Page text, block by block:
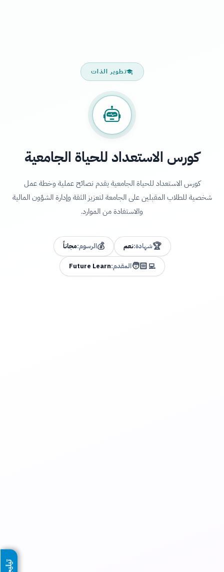
تطوير الذات
كورس الاستعداد للحياة الجامعية
كورس الاستعداد للحياة الجامعية يقدم نصائح عملية وخطة عمل
شخصية للطلاب المقبلين على الجامعة لتعزيز الثقة وإدارة الشؤون المالية
والاستفادة من الموارد.
🏆شهادة:نعم 💰الرسوم:مجاناً
🧑🏻‍💻المقدم:Future Learn